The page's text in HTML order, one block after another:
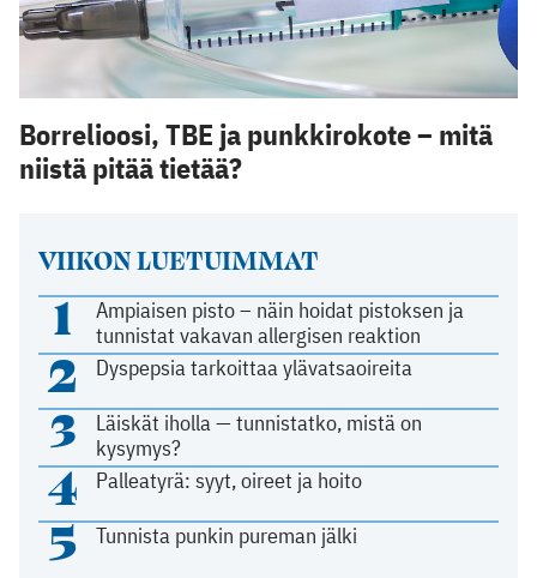
VIIKON LUETUIMMAT
1
Ampiaisen pisto – näin hoidat pistoksen ja
tunnistat vakavan allergisen reaktion
2 Dyspepsia tarkoittaa ylävatsaoireita
3
Läiskät iholla — tunnistatko, mistä on
kysymys?
4 Palleatyrä: syyt, oireet ja hoito
5 Tunnista punkin pureman jälki
Borrelioosi, TBE ja punkkirokote – mitä
niistä pitää tietää?